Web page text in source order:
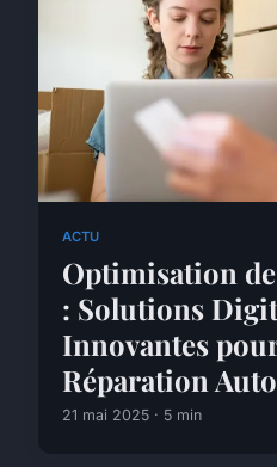
ACTU
Optimisation
: Solutions
Innovantes
Réparation
21 mai 2025 · 5 min